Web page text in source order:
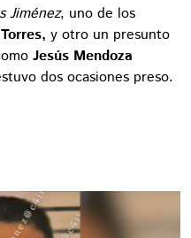
Jiménez, uno de los
y otro un presunto
Jesús Mendoza
dos ocasiones preso.